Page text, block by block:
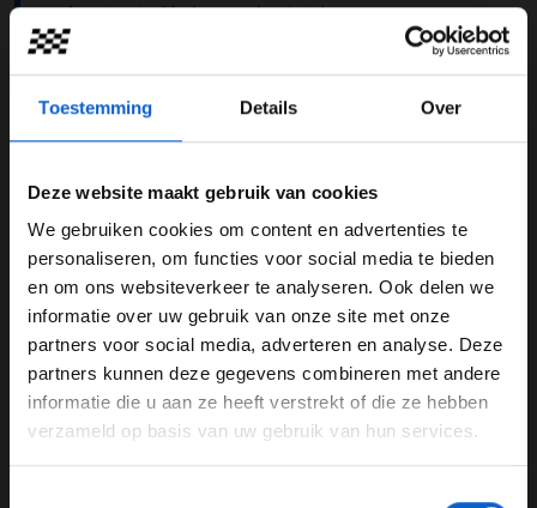
Toestemming Details Over
Deze website maakt gebruik van cookies
We gebruiken cookies om content en advertenties te
personaliseren, om functies voor social media te bieden
en om ons websiteverkeer te analyseren. Ook delen we
informatie over uw gebruik van onze site met onze
partners voor social media, adverteren en analyse. Deze
partners kunnen deze gegevens combineren met andere
informatie die u aan ze heeft verstrekt of die ze hebben
verzameld op basis van uw gebruik van hun services.
strafpunten in één keer en begint de coureur weer met
een schone lei op nul. Dit seizoen bereikte Kevin
Magnussen 12 strafpunten waardoor de Deen niet mee
mocht doen aan de Grand Prix van Azerbeidzjan. Het
WELKOM BIJ GRAND PRIX RADIO
Ben je 24 jaar of ouder?
Pas je advertentie instellingen aan en klik hieronder om
door te gaan naar de website!
Advertentie instellingen